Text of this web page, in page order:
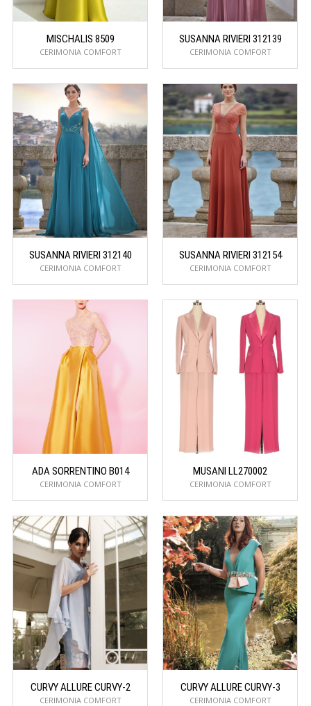
MISCHALIS 8509
CERIMONIA COMFORT
SUSANNA RIVIERI 312139
CERIMONIA COMFORT
SUSANNA RIVIERI 312140
CERIMONIA COMFORT
SUSANNA RIVIERI 312154
CERIMONIA COMFORT
ADA SORRENTINO B014
CERIMONIA COMFORT
MUSANI LL270002
CERIMONIA COMFORT
CURVY ALLURE CURVY-2
CERIMONIA COMFORT
CURVY ALLURE CURVY-3
CERIMONIA COMFORT